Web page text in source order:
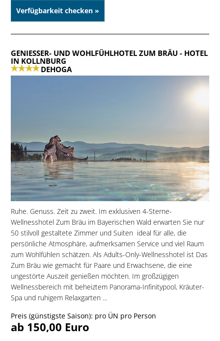
Verfügbarkeit checken »
GENIESSER- UND WOHLFÜHLHOTEL ZUM BRÄU
- HOTEL
IN KOLLNBURG
DEHOGA
Ruhe. Genuss. Zeit zu zweit. Im exklusiven 4-Sterne-
Wellnesshotel Zum Bräu im Bayerischen Wald erwarten Sie nur
50 stilvoll gestaltete Zimmer und Suiten  ideal für alle, die
persönliche Atmosphäre, aufmerksamen Service und viel Raum
zum Wohlfühlen schätzen. Als Adults-Only-Wellnesshotel ist Das
Zum Bräu wie gemacht für Paare und Erwachsene, die eine
ungestörte Auszeit genießen möchten. Im großzügigen
Wellnessbereich mit beheiztem Panorama-Infinitypool, Kräuter-
Spa und ruhigem Relaxgarten ...
Preis (günstigste Saison): pro ÜN pro Person
ab 150,00 Euro